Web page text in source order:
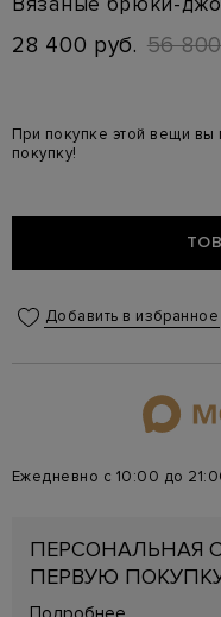
28 400 руб. 56
При покупке этой вещи
покупку!
Добавить в избранное
Ежедневно с 10:00 до
ПЕРСОНАЛЬНАЯ
ПЕРВУЮ